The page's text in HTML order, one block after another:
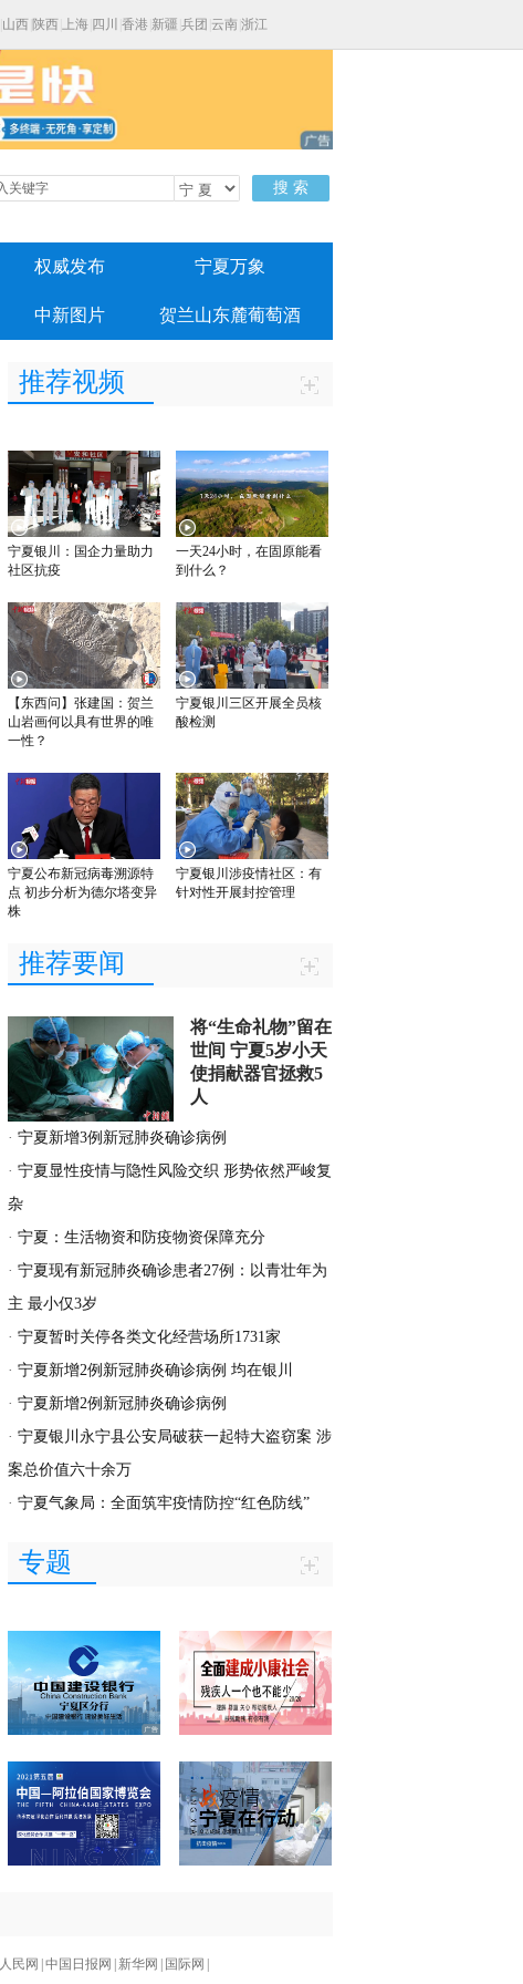
山西 陕西 上海 四川 香港 新疆 兵团 云南 浙江
搜 索
权威发布 宁夏万象
中新图片 贺兰山东麓葡萄酒
推荐视频
宁夏银川：国企力量助力
社区抗疫
一天24小时，在固原能看
到什么？
【东西问】张建国：贺兰
山岩画何以具有世界的唯
一性？
宁夏银川三区开展全员核
酸检测
宁夏公布新冠病毒溯源特
点 初步分析为德尔塔变异
株
宁夏银川涉疫情社区：有
针对性开展封控管理
推荐要闻
将“生命礼物”留在
世间 宁夏5岁小天
使捐献器官拯救5
人
· 宁夏新增3例新冠肺炎确诊病例
· 宁夏显性疫情与隐性风险交织 形势依然严峻复
杂
· 宁夏：生活物资和防疫物资保障充分
· 宁夏现有新冠肺炎确诊患者27例：以青壮年为
主 最小仅3岁
· 宁夏暂时关停各类文化经营场所1731家
· 宁夏新增2例新冠肺炎确诊病例 均在银川
· 宁夏新增2例新冠肺炎确诊病例
· 宁夏银川永宁县公安局破获一起特大盗窃案 涉
案总价值六十余万
· 宁夏气象局：全面筑牢疫情防控“红色防线”
专题
人民网 中国日报网 新华网 国际网